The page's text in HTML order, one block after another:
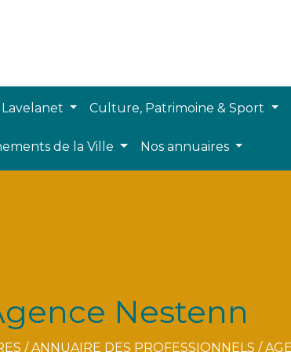
Culture, Patrimoine & Sport
de la Ville Nos annuaires
Nestenn
/ANNUAIRE DES PROFESSIONNELS /